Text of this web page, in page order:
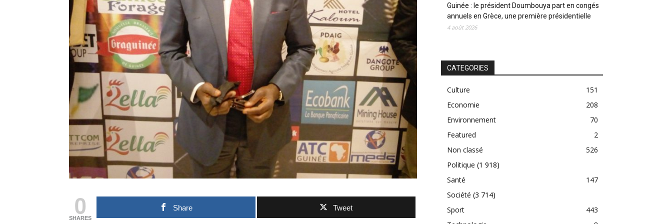
0
SHARES
Share Tweet
Guinée : le président Doumbouya part en congés
annuels en Grèce, une première présidentielle
4 août 2026
CATEGORIES
Culture
151
Economie
208
Environnement
70
Featured
2
Non classé
526
Politique (1 918)
Santé
147
Société (3 714)
Sport
443